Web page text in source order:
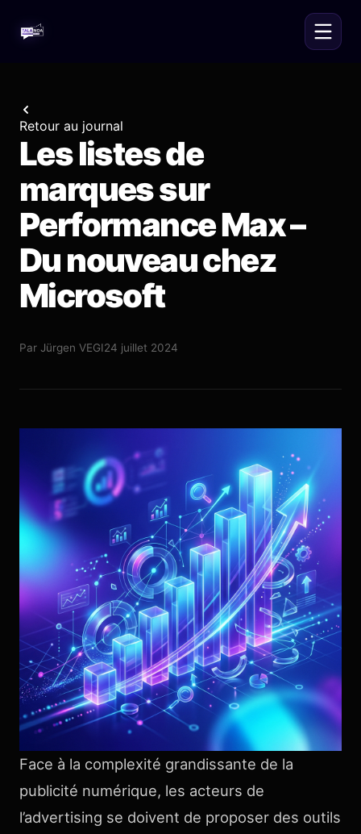
Retour au journal
Les listes de
marques sur
Performance Max –
Du nouveau chez
Microsoft
Par Jürgen VEGI24 juillet 2024
Face à la complexité grandissante de la
publicité numérique, les acteurs de
l’advertising se doivent de proposer des outils